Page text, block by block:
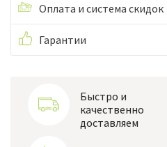
Оплата и система скидок
Гарантии
Быстро и
качественно
доставляем